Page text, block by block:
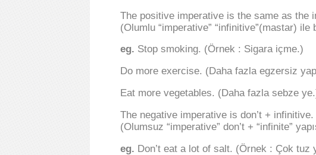
The positive imperative is the same as the
(Olumlu “imperative” “infinitive”(mastar) ile
eg. Stop smoking. (Örnek : Sigara içme.)
Do more exercise. (Daha fazla egzersiz
Eat more vegetables. (Daha fazla sebze
The negative imperative is don’t + infinitive.
(Olumsuz “imperative” don’t + “infinite”
eg. Don’t eat a lot of salt. (Örnek : Çok tuz